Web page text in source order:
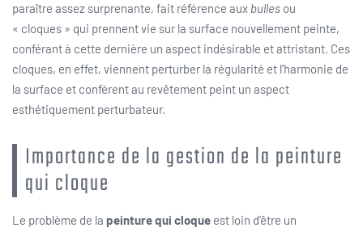
paraître assez surprenante, fait référence aux bulles ou
« cloques » qui prennent vie sur la surface nouvellement peinte,
conférant à cette dernière un aspect indésirable et attristant. Ces
cloques, en effet, viennent perturber la régularité et l’harmonie de
la surface et confèrent au revêtement peint un aspect
esthétiquement perturbateur.
Importance de la gestion de la peinture
qui cloque
Le problème de la peinture qui cloque est loin d’être un